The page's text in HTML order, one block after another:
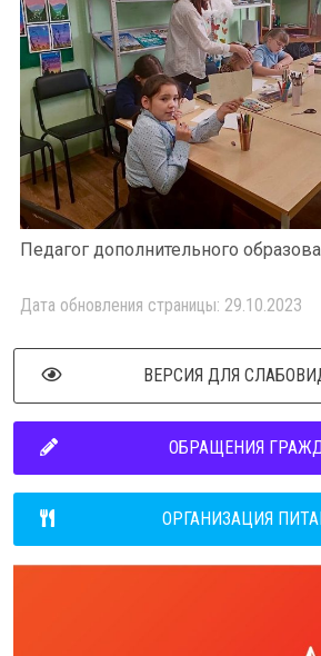
Педагог дополнительного
Дата обновления страницы: 29.10.2023
ВЕРСИЯ ДЛЯ
ОБРАЩЕНИЯ
ОРГАНИЗАЦИЯ